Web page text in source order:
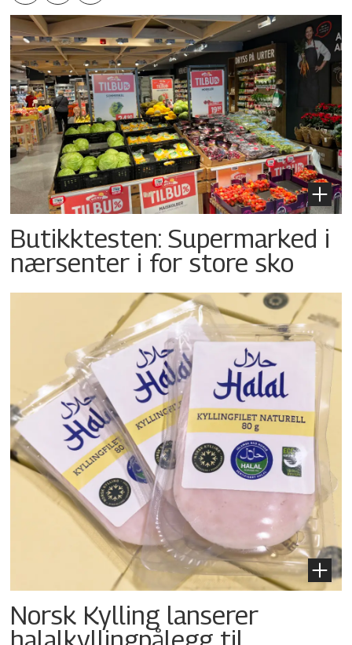
Butikktesten: Supermarked i
nærsenter i for store sko
Norsk Kylling lanserer